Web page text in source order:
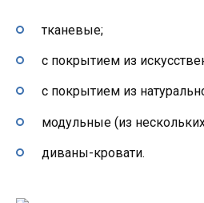
тканевые;
с покрытием из
с покрытием из
модульные (из
диваны-кровати.